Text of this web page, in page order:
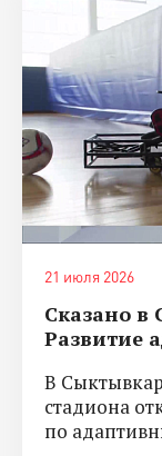
21 июля 2026
Сказано в
Развитие
В
стадиона
по